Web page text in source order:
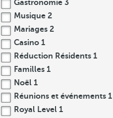
Gastronomie 3
Musique 2
Mariages 2
Casino 1
Réduction Résidents 1
Familles 1
Noël 1
Réunions et événements 1
Royal Level 1